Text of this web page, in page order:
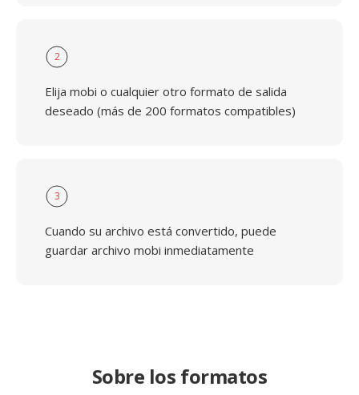
2
Elija mobi o cualquier otro formato de salida
deseado (más de 200 formatos compatibles)
3
Cuando su archivo está convertido, puede
guardar archivo mobi inmediatamente
Sobre los formatos